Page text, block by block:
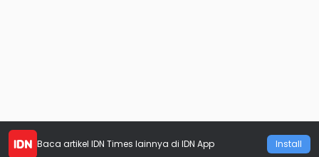
Baca artikel IDN Times lainnya di IDN App Install